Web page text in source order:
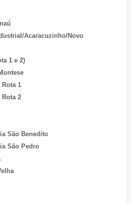
Acaracuzinho/Novo
1 e 2)
Rota 1
Rota 2
São Benedito
São Pedro